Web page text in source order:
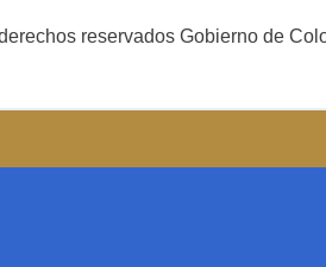
reservados Gobierno de